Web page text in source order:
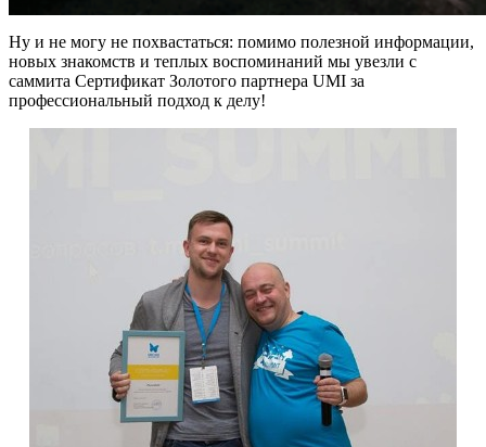
Ну и не могу не похвастаться: помимо полезной информации,
новых знакомств и теплых воспоминаний мы увезли с
саммита Сертификат Золотого партнера UMI за
профессиональный подход к делу!